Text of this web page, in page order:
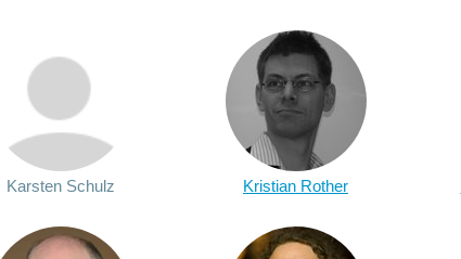
Karsten Schulz Kristian Rother